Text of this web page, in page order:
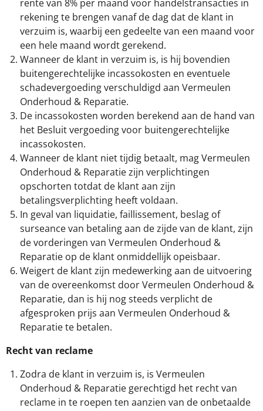
rente van 8% per maand voor handelstransacties in
rekening te brengen vanaf de dag dat de klant in
verzuim is, waarbij een gedeelte van een maand voor
een hele maand wordt gerekend.
Wanneer de klant in verzuim is, is hij bovendien
buitengerechtelijke incassokosten en eventuele
schadevergoeding verschuldigd aan Vermeulen
Onderhoud & Reparatie.
De incassokosten worden berekend aan de hand van
het Besluit vergoeding voor buitengerechtelijke
incassokosten.
Wanneer de klant niet tijdig betaalt, mag Vermeulen
Onderhoud & Reparatie zijn verplichtingen
opschorten totdat de klant aan zijn
betalingsverplichting heeft voldaan.
In geval van liquidatie, faillissement, beslag of
surseance van betaling aan de zijde van de klant, zijn
de vorderingen van Vermeulen Onderhoud &
Reparatie op de klant onmiddellijk opeisbaar.
Weigert de klant zijn medewerking aan de uitvoering
van de overeenkomst door Vermeulen Onderhoud &
Reparatie, dan is hij nog steeds verplicht de
afgesproken prijs aan Vermeulen Onderhoud &
Reparatie te betalen.
Recht van reclame
Zodra de klant in verzuim is, is Vermeulen
Onderhoud & Reparatie gerechtigd het recht van
reclame in te roepen ten aanzien van de onbetaalde